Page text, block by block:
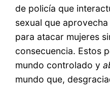
de policía que
sexual que
para atacar mujeres
consecuencia. Estos
mundo controlado y
mundo que,